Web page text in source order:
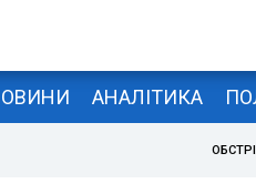
АНАЛІТИКА